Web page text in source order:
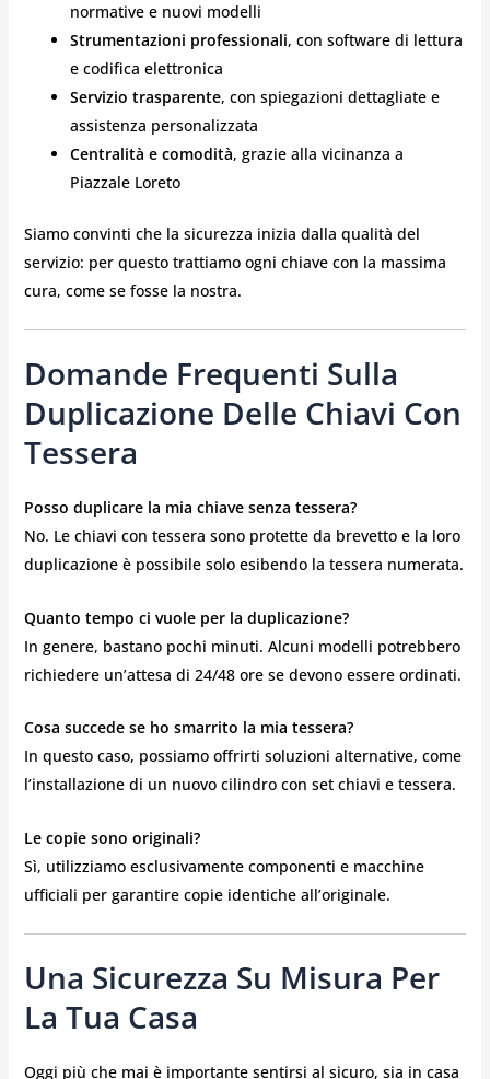
normative e nuovi modelli
Strumentazioni professionali, con software di lettura
e codifica elettronica
Servizio trasparente, con spiegazioni dettagliate e
assistenza personalizzata
Centralità e comodità, grazie alla vicinanza a
Piazzale Loreto
Siamo convinti che la sicurezza inizia dalla qualità del
servizio: per questo trattiamo ogni chiave con la massima
cura, come se fosse la nostra.
Domande Frequenti Sulla
Duplicazione Delle Chiavi Con
Tessera
Posso duplicare la mia chiave senza tessera?
No. Le chiavi con tessera sono protette da brevetto e la loro
duplicazione è possibile solo esibendo la tessera numerata.
Quanto tempo ci vuole per la duplicazione?
In genere, bastano pochi minuti. Alcuni modelli potrebbero
richiedere un’attesa di 24/48 ore se devono essere ordinati.
Cosa succede se ho smarrito la mia tessera?
In questo caso, possiamo offrirti soluzioni alternative, come
l’installazione di un nuovo cilindro con set chiavi e tessera.
Le copie sono originali?
Sì, utilizziamo esclusivamente componenti e macchine
ufficiali per garantire copie identiche all’originale.
Una Sicurezza Su Misura Per
La Tua Casa
Oggi più che mai è importante sentirsi al sicuro, sia in casa